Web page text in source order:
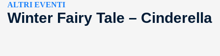
ALTRI EVENTI
Winter Fairy Tale – Cinderella